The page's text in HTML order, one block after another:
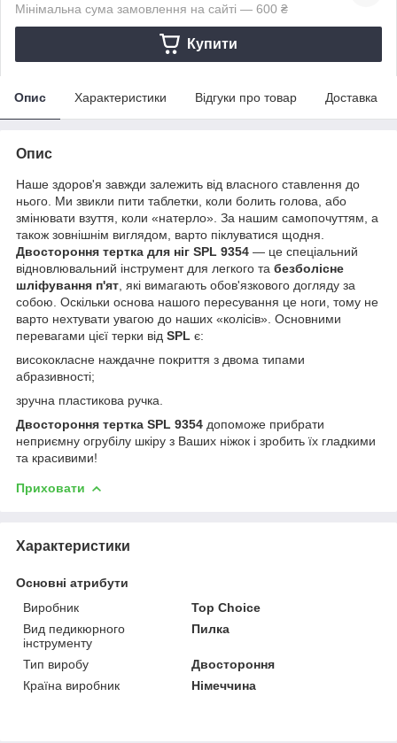
Мінімальна сума замовлення на сайті — 600 ₴
Купити
Опис Характеристики Відгуки про товар Доставка
Опис
Наше здоров'я завжди залежить від власного ставлення до
нього. Ми звикли пити таблетки, коли болить голова, або
змінювати взуття, коли «натерло». За нашим самопочуттям, а
також зовнішнім виглядом, варто піклуватися щодня.
Двостороння тертка для ніг SPL 9354 — це спеціальний
відновлювальний інструмент для легкого та безболісне
шліфування п'ят , які вимагають обов'язкового догляду за
собою. Оскільки основа нашого пересування це ноги, тому не
варто нехтувати увагою до наших «колісів». Основними
перевагами цієї терки від SPL є:
висококласне наждачне покриття з двома типами
абразивності;
зручна пластикова ручка.
Двостороння тертка SPL 9354 допоможе прибрати
неприємну огрубілу шкіру з Ваших ніжок і зробить їх гладкими
та красивими!
Приховати
Характеристики
Основні атрибути
Виробник
Top Choice
Вид педикюрного
інструменту
Пилка
Тип виробу
Двостороння
Країна виробник
Німеччина